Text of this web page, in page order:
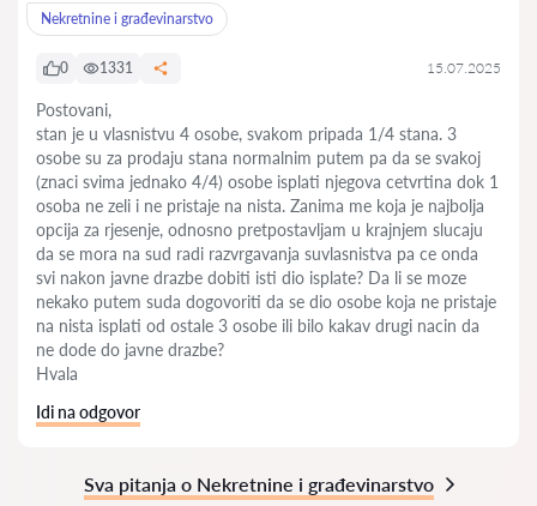
Nekretnine i građevinarstvo
0 1331 15.07.2025
Postovani,
stan je u vlasnistvu 4 osobe, svakom pripada 1/4 stana. 3
osobe su za prodaju stana normalnim putem pa da se svakoj
(znaci svima jednako 4/4) osobe isplati njegova cetvrtina dok 1
osoba ne zeli i ne pristaje na nista. Zanima me koja je najbolja
opcija za rjesenje, odnosno pretpostavljam u krajnjem slucaju
da se mora na sud radi razvrgavanja suvlasnistva pa ce onda
svi nakon javne drazbe dobiti isti dio isplate? Da li se moze
nekako putem suda dogovoriti da se dio osobe koja ne pristaje
na nista isplati od ostale 3 osobe ili bilo kakav drugi nacin da
ne dode do javne drazbe?
Hvala
Idi na odgovor
Sva pitanja o Nekretnine i građevinarstvo